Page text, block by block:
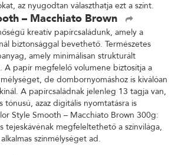
az nyugodtan választhatja ezt a színt.
– Macchiato Brown
kreatív papírcsaládunk, amely a
biztonsággal bevethető. Természetes
amely minimálisan strukturált
A papír megfelelő volumene biztosítja a
de dombornyomáshoz is kiválóan
A papírcsaládnak jelenleg 13 tagja van,
tónusú, azaz digitális nyomtatásra is
Style Smooth – Macchiato Brown 300g:
tejeskávénak megfeleltethető a színvilága,
színmélységet ad.